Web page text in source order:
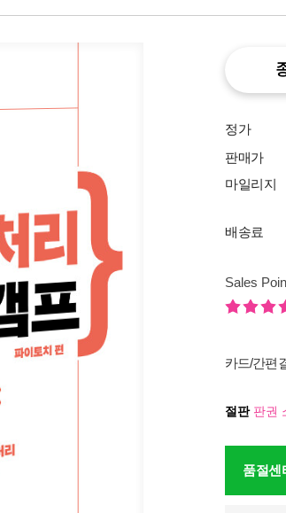
정가
판매가
마일리지
배송료
Sales
카드/간편
절판판권
품절센